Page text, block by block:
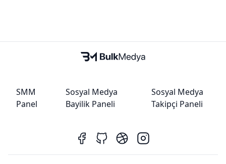
SMM
Panel
Sosyal Medya
Bayilik Paneli
Sosyal Medya
Takipçi Paneli